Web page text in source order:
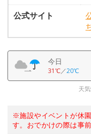
公式サイト
今日
31℃／20℃
天
※施設やイベントが休
す。おでかけの際は事